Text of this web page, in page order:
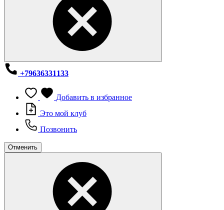
+79636331133
Добавить в избранное
Это мой клуб
Позвонить
Отменить